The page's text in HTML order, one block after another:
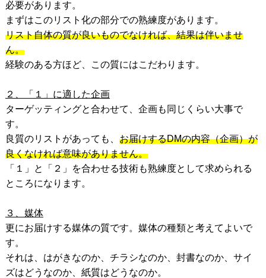
必要があります。
まずはこのリスト化の部分での熟練度があります。
リスト自体の質が良いものでなければ、結果は伴いませ
ん。
経験のある方ほど、この質にはこだわります。
２、「１」に適した企画
ターゲッティングと合わせて、企画も同じくらい大事で
す。
良質のリストがあっても、 お届けするDMの内容（企画）が
良くなければ意味がありません。
「１」と「２」を合わせる技術も熟練度として求められる
ところになります。
３、媒体
更にお届けする媒体の質です。媒体の種類と考えてよいで
す。
それは、はがきなのか、チラシなのか、封書なのか、サイ
ズはどうなのか、紙質はどうなのか。